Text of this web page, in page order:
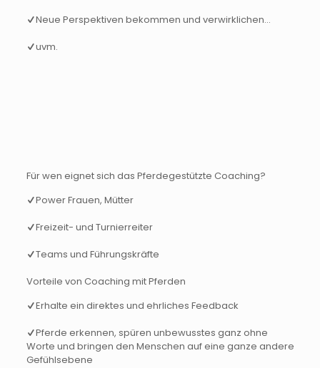
Neue Perspektiven bekommen und verwirklichen…
uvm.
Für wen eignet sich das Pferdegestützte Coaching?
Power Frauen, Mütter
Freizeit- und Turnierreiter
Teams und Führungskräfte
Vorteile von Coaching mit Pferden
Erhalte ein direktes und ehrliches Feedback
Pferde erkennen, spüren unbewusstes ganz ohne
Worte und bringen den Menschen auf eine ganze andere
Gefühlsebene